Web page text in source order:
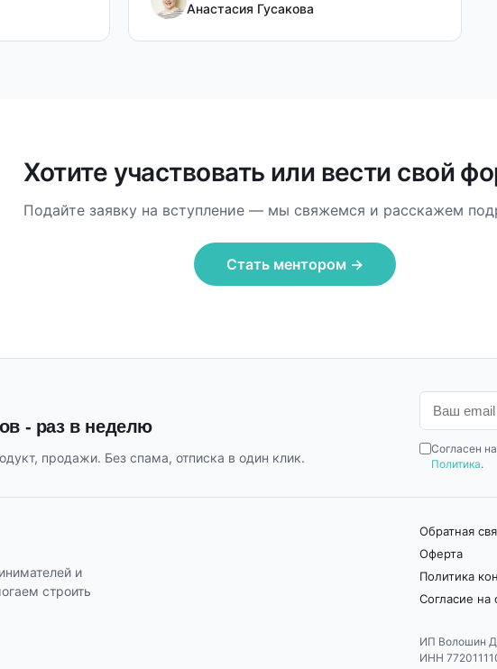
Анастасия Гусакова
Хотите участвовать или вести свой
Подайте заявку на вступление — мы свяжемся и расскажем
Стать ментором →
- раз в неделю
продажи. Без спама, отписка в один клик.
Согласен
Политика.
и
строить
Обратная
Оферта
Политика
Согласие на
ИП Волошин
ИНН